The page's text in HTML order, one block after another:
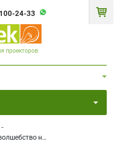
24-33
проекторов
-
Проекции на камне и листве: волшебство ночного фестиваля в Португалии